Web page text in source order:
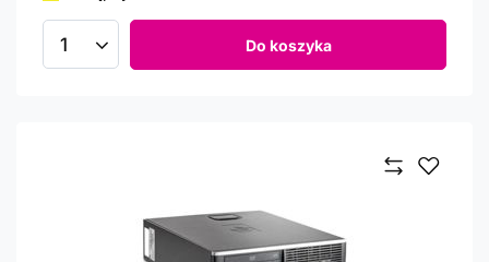
Ilość produktów Do koszyka